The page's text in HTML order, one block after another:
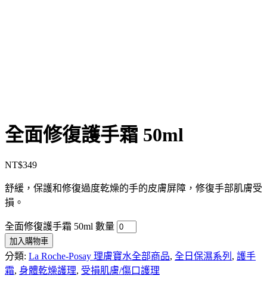
全面修復護手霜 50ml
NT$349
舒緩，保護和修復過度乾燥的手的皮膚屏障，修復手部肌膚受
損。
全面修復護手霜 50ml 數量
加入購物車
分類: La Roche-Posay 理膚寶水全部商品, 全日保濕系列 , 護手
霜, 身體乾燥護理, 受損肌膚/傷口護理